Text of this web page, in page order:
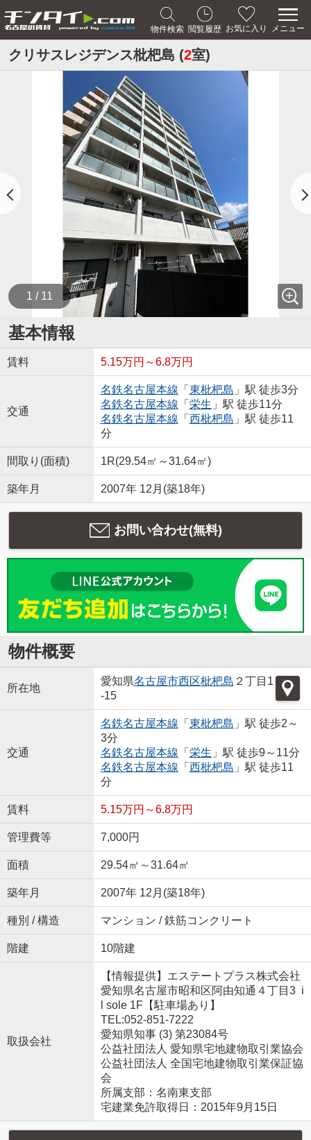
物件検索 閲覧履歴 お気に入り メニュー
クリサスレジデンス枇杷島 (2室)
1 / 11
基本情報
賃料 5.15万円～6.8万円
交通
名鉄名古屋本線 「 東枇杷島 」駅 徒歩3分
名鉄名古屋本線 「 栄生 」駅 徒歩11分
名鉄名古屋本線 「 西枇杷島 」駅 徒歩11
分
間取り(面積) 1R(29.54㎡～31.64㎡)
築年月 2007年 12月(築18年)
お問い合わせ(無料)
物件概要
所在地
愛知県名古屋市西区枇杷島 ２丁目1
-15
交通
名鉄名古屋本線 「 東枇杷島 」駅 徒歩2～
3分
名鉄名古屋本線 「 栄生 」駅 徒歩9～11分
名鉄名古屋本線 「 西枇杷島 」駅 徒歩11
分
賃料 5.15万円～6.8万円
管理費等 7,000円
面積 29.54㎡～31.64㎡
築年月 2007年 12月(築18年)
種別 / 構造 マンション / 鉄筋コンクリート
階建 10階建
取扱会社
【情報提供】エステートプラス株式会社
愛知県名古屋市昭和区阿由知通４丁目3 i
l sole 1F【駐車場あり】
TEL:052-851-7222
愛知県知事 (3) 第23084号
公益社団法人 愛知県宅地建物取引業協会
公益社団法人 全国宅地建物取引業保証協
会
所属支部：名南東支部
宅建業免許取得日：2015年9月15日